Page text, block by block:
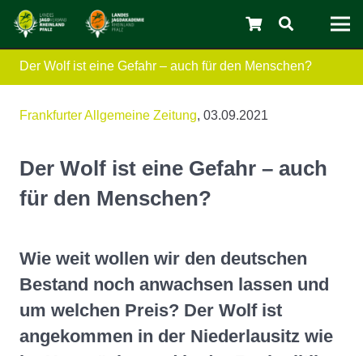
Der Wolf ist eine Gefahr – auch für den Menschen?
Frankfurter Allgemeine Zeitung, 03.09.2021
Der Wolf ist eine Gefahr – auch
für den Menschen?
Wie weit wollen wir den deutschen
Bestand noch anwachsen lassen und
um welchen Preis? Der Wolf ist
angekommen in der Niederlausitz wie